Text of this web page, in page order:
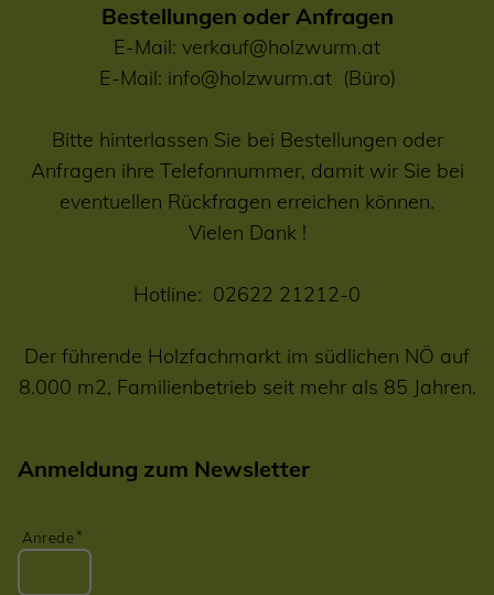
Bestellungen oder Anfragen
E-Mail: verkauf@holzwurm.at
E-Mail: info@holzwurm.at(Büro)
Bitte hinterlassen Sie bei Bestellungen oder
Anfragen ihre Telefonnummer, damit wir Sie bei
eventuellen Rückfragen erreichen können.
Vielen Dank !
Hotline: 02622 21212-0
Der führende Holzfachmarkt im südlichen NÖ auf
8.000 m2, Familienbetrieb seit mehr als 85 Jahren.
Anmeldung zum Newsletter
Anrede